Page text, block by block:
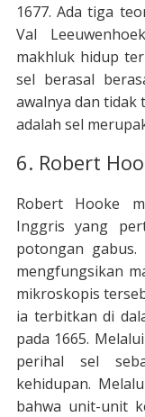
1677. Ada tiga
Val
makhluk hidup
sel berasal
awalnya dan tidak
adalah sel
6. Robert
Robert Hooke
Inggris yang
potongan
mengfungsikan
mikroskopis
ia terbitkan di
pada 1665.
perihal sel
kehidupan.
bahwa unit-unit